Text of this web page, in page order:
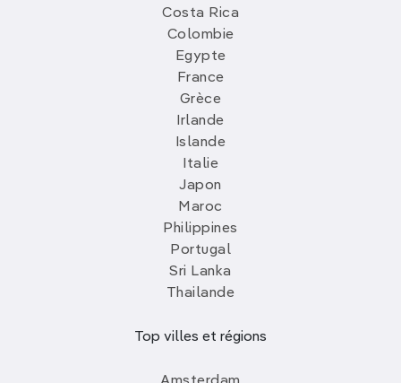
Costa Rica
Colombie
Egypte
France
Grèce
Irlande
Islande
Italie
Japon
Maroc
Philippines
Portugal
Sri Lanka
Thailande
Top villes et régions